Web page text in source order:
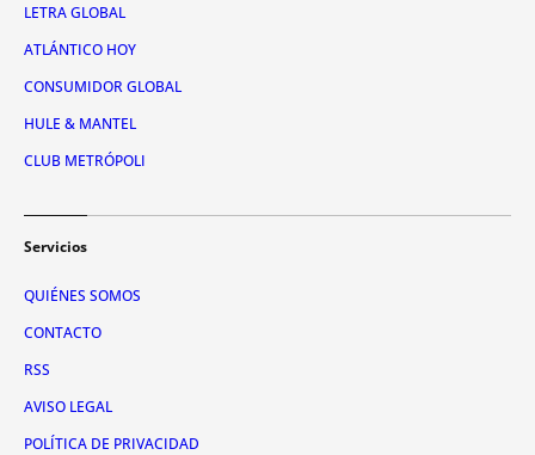
LETRA GLOBAL
ATLÁNTICO HOY
CONSUMIDOR GLOBAL
HULE & MANTEL
CLUB METRÓPOLI
Servicios
QUIÉNES SOMOS
CONTACTO
RSS
AVISO LEGAL
POLÍTICA DE PRIVACIDAD